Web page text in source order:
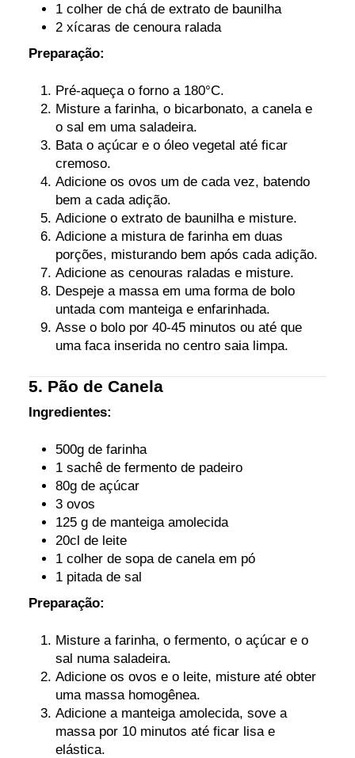
1 colher de chá de extrato de baunilha
2 xícaras de cenoura ralada
Preparação:
Pré-aqueça o forno a 180°C.
Misture a farinha, o bicarbonato, a canela e
o sal em uma saladeira.
Bata o açúcar e o óleo vegetal até ficar
cremoso.
Adicione os ovos um de cada vez, batendo
bem a cada adição.
Adicione o extrato de baunilha e misture.
Adicione a mistura de farinha em duas
porções, misturando bem após cada adição.
Adicione as cenouras raladas e misture.
Despeje a massa em uma forma de bolo
untada com manteiga e enfarinhada.
Asse o bolo por 40-45 minutos ou até que
uma faca inserida no centro saia limpa.
5. Pão de Canela
Ingredientes:
500g de farinha
1 sachê de fermento de padeiro
80g de açúcar
3 ovos
125 g de manteiga amolecida
20cl de leite
1 colher de sopa de canela em pó
1 pitada de sal
Preparação:
Misture a farinha, o fermento, o açúcar e o
sal numa saladeira.
Adicione os ovos e o leite, misture até obter
uma massa homogênea.
Adicione a manteiga amolecida, sove a
massa por 10 minutos até ficar lisa e
elástica.